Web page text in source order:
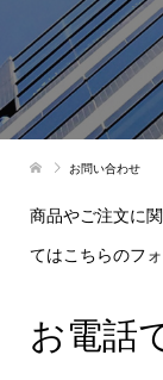
お問い合わせ
商品やご注文に
てはこちらのフ
お電話